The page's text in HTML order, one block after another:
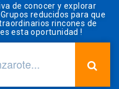
de conocer y explorar
reducidos para que
rincones de
esta oportunidad !